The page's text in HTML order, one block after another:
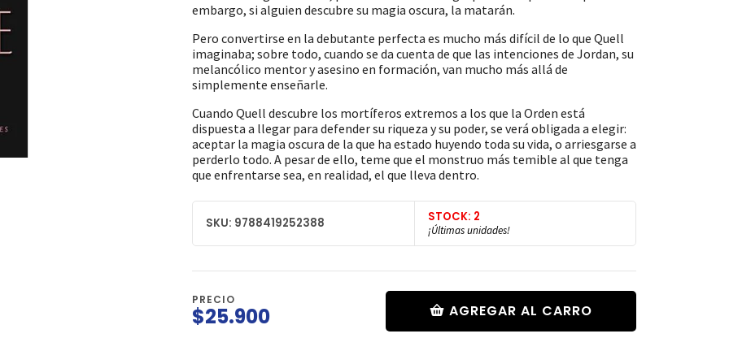
embargo, si alguien descubre su magia oscura, la matarán.
Pero convertirse en la debutante perfecta es mucho más difícil de lo que Quell
imaginaba; sobre todo, cuando se da cuenta de que las intenciones de Jordan, su
melancólico mentor y asesino en formación, van mucho más allá de
simplemente enseñarle.
Cuando Quell descubre los mortíferos extremos a los que la Orden está
dispuesta a llegar para defender su riqueza y su poder, se verá obligada a elegir:
aceptar la magia oscura de la que ha estado huyendo toda su vida, o arriesgarse a
perderlo todo. A pesar de ello, teme que el monstruo más temible al que tenga
que enfrentarse sea, en realidad, el que lleva dentro.
SKU: 9788419252388 STOCK: 2
¡Últimas unidades!
PRECIO
$25.900 AGREGAR AL CARRO